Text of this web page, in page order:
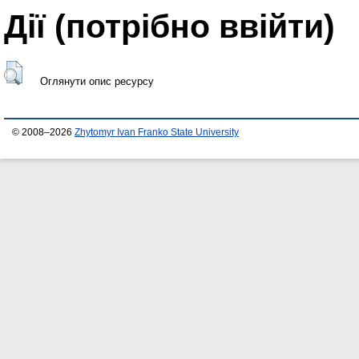
Дії ​​(потрібно ввійти)
Оглянути опис ресурсу
© 2008–2026 Zhytomyr Ivan Franko State University